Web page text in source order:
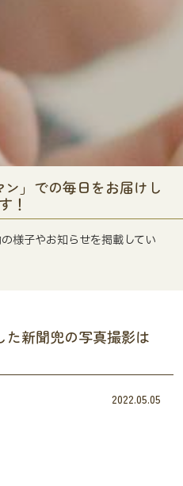
」での毎日をお届けし
！
様子やお知らせを掲載してい
新聞兜の写真撮影は
2022.05.05